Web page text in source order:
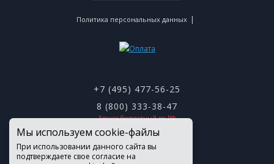
Политика персональных данных |
+7 (495) 477-56-25
8 (800) 333-38-47
Звонок бесплатный по РФ
Мы используем cookie-файлы
При использовании данного сайта вы
подтверждаете свое согласие на